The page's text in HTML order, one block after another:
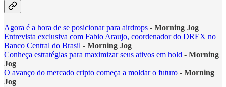
Agora é a hora de se posicionar para airdrops - Morning Jog
Entrevista exclusiva com Fabio Araujo, coordenador do DREX no
Banco Central do Brasil - Morning Jog
Conheça estratégias para maximizar seus ativos em hold - Morning
Jog
O avanço do mercado cripto começa a moldar o futuro - Morning
Jog